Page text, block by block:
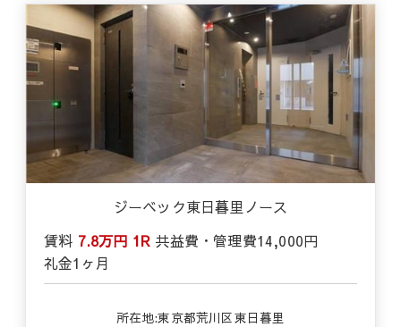
ジーベック東日暮里ノース
賃料 7.8万円 1R 共益費・管理費14,000円
礼金1ヶ月
所在地:東京都荒川区東日暮里